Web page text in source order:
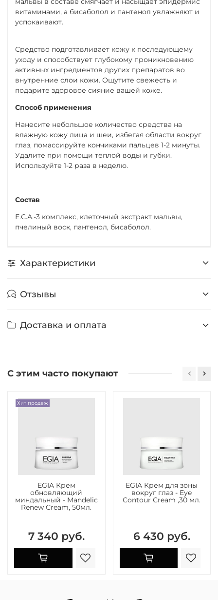
витаминами, а бисаболол и пантенол увлажняют и
успокаивают.
Средство подготавливает кожу к последующему
уходу и способствует глубокому проникновению
активных ингредиентов других препаратов во
внутренние слои кожи. Ощутите свежесть и
подарите здоровое сияние вашей коже.
Способ применения
Нанесите небольшое количество средства на
влажную кожу лица и шеи, избегая области вокруг
глаз, помассируйте кончиками пальцев 1-2 минуты.
Удалите при помощи теплой воды и губки.
Используйте 1-2 раза в неделю.
Состав
Е.С.А.-3 комплекс, клеточный экстракт мальвы,
пчелиный воск, пантенол, бисаболол.
Характеристики
Отзывы
Доставка и оплата
С этим часто покупают
Хит продаж
EGIA Крем
обновляющий
миндальный - Mandelic
Renew Cream, 50мл.
7 340 руб.
EGIA Крем для зоны
вокруг глаз - Eye
Contour Cream ,30 мл.
6 430 руб.